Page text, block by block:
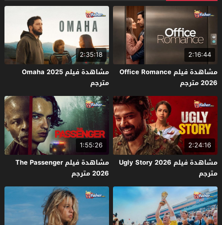
2:16:44
مشاهدة فيلم Office Romance
2026 مترجم
2:35:18
مشاهدة فيلم Omaha 2025
مترجم
2:24:16
مشاهدة فيلم Ugly Story 2026
مترجم
1:55:26
مشاهدة فيلم The Passenger
2026 مترجم